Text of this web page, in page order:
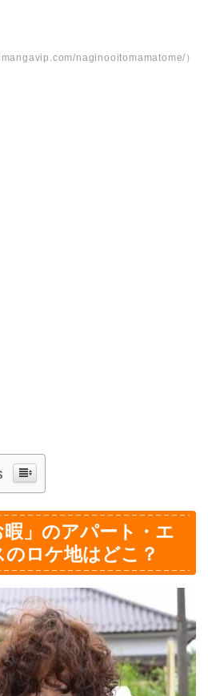
naginooitomamatome/）
暇」のアパート・エ
ロケ地はどこ？